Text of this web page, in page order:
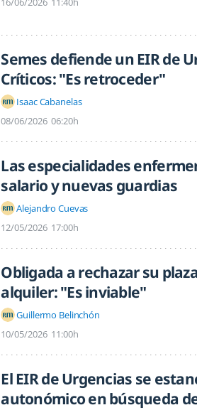
Semes defiende un EIR de
Críticos: "Es retroceder"
Isaac Cabanelas
08/06/2026 06:20h
Las especialidades
salario y nuevas guardias
Alejandro Cuevas
12/05/2026 17:00h
Obligada a rechazar su
alquiler: "Es inviable"
Guillermo Belinchón
10/05/2026 11:00h
El EIR de Urgencias se
autonómico en búsqueda